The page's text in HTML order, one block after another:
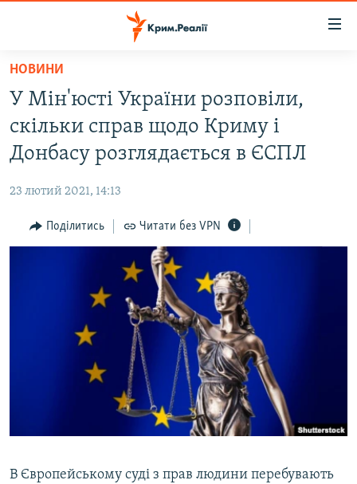
Перейти
основного
матеріалу
Перейти
до
основної
Перейти
до
НОВИНИ
ВІДЕО ТА ФОТО
БЛОГИ
ПОГЛЯД
ДЕПОРТАЦІЯ
ВІДЕОУРОКИ «ELIFBE»
СВІДЧЕННЯ ОКУПАЦІЇ
УКРАЇНСЬКА ПРОБЛЕМА КРИМУ
ЯК ОБІЙТИ БЛОКУВАННЯ
НОВИНИ
У Мін'юсті України розповіли,
скільки справ щодо Криму і
Донбасу розглядається в ЄСПЛ
23 лютий 2021, 14:13
Поділитись Читати без VPN
В Європейському суді з прав людини перебувають